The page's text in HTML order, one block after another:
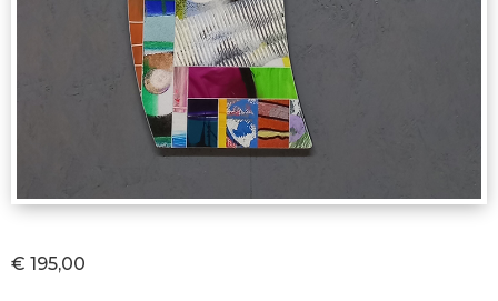
€ 195,00